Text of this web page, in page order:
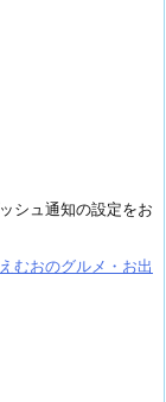
シュ通知の設定をお
むおのグルメ・お出